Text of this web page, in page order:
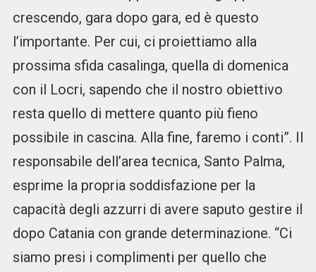
crescendo, gara dopo gara, ed è questo
l’importante. Per cui, ci proiettiamo alla
prossima sfida casalinga, quella di domenica
con il Locri, sapendo che il nostro obiettivo
resta quello di mettere quanto più fieno
possibile in cascina. Alla fine, faremo i conti”. Il
responsabile dell’area tecnica, Santo Palma,
esprime la propria soddisfazione per la
capacità degli azzurri di avere saputo gestire il
dopo Catania con grande determinazione. “Ci
siamo presi i complimenti per quello che